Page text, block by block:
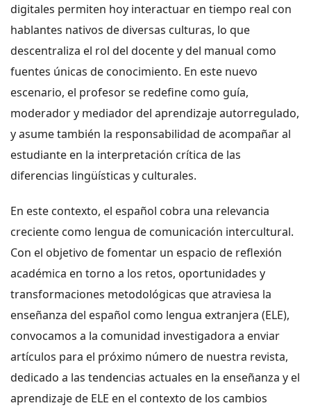
digitales permiten hoy interactuar en tiempo real con
hablantes nativos de diversas culturas, lo que
descentraliza el rol del docente y del manual como
fuentes únicas de conocimiento. En este nuevo
escenario, el profesor se redefine como guía,
moderador y mediador del aprendizaje autorregulado,
y asume también la responsabilidad de acompañar al
estudiante en la interpretación crítica de las
diferencias lingüísticas y culturales.
En este contexto, el español cobra una relevancia
creciente como lengua de comunicación intercultural.
Con el objetivo de fomentar un espacio de reflexión
académica en torno a los retos, oportunidades y
transformaciones metodológicas que atraviesa la
enseñanza del español como lengua extranjera (ELE),
convocamos a la comunidad investigadora a enviar
artículos para el próximo número de nuestra revista,
dedicado a las tendencias actuales en la enseñanza y el
aprendizaje de ELE en el contexto de los cambios